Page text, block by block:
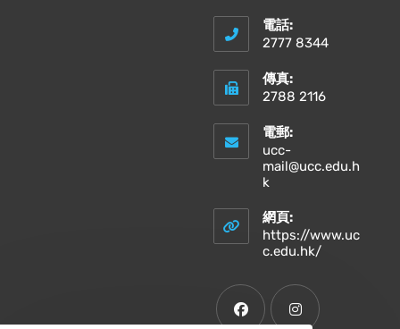
電話:
2777 8344
傳真:
2788 2116
電郵:
ucc-
mail@ucc.edu.h
k
your
application
網頁:
https://www.uc
c.edu.hk/Opens